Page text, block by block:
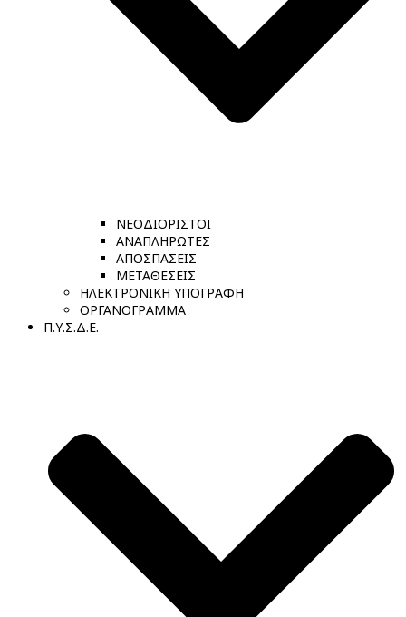
ΝΕΟΔΙΟΡΙΣΤΟΙ
ΑΝΑΠΛΗΡΩΤΕΣ
ΑΠΟΣΠΑΣΕΙΣ
ΜΕΤΑΘΕΣΕΙΣ
ΗΛΕΚΤΡΟΝΙΚΗ ΥΠΟΓΡΑΦΗ
ΟΡΓΑΝΟΓΡΑΜΜΑ
Π.Υ.Σ.Δ.Ε.